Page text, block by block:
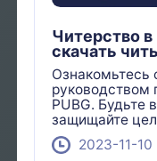
Читерство в
скачать
руководством
PUBG. Будьте
защищайте
процесса.
2023-11-10